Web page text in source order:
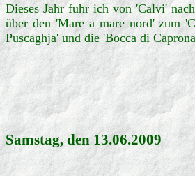
Dieses Jahr fuhr ich von 'Calvi'
über den 'Mare a mare nord' zum
Puscaghja' und die 'Bocca di
Samstag, den 13.06.2009